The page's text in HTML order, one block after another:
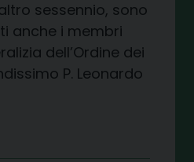
sessennio, sono
anche i membri
dell’Ordine dei
P. Leonardo